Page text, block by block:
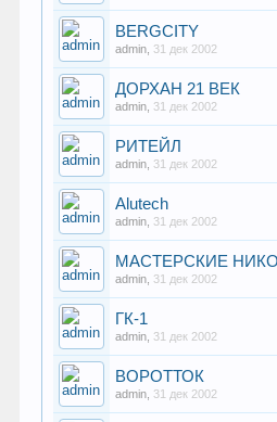
BERGCITY
admin 31 дек 2002
ДОРХАН 21 ВЕК
admin 31 дек 2002
РИТЕЙЛ
admin 31 дек 2002
Alutech
admin 31 дек 2002
МАСТЕРСКИЕ
admin 31 дек 2002
ГК-1
admin 31 дек 2002
ВОРОТТОК
admin 31 дек 2002